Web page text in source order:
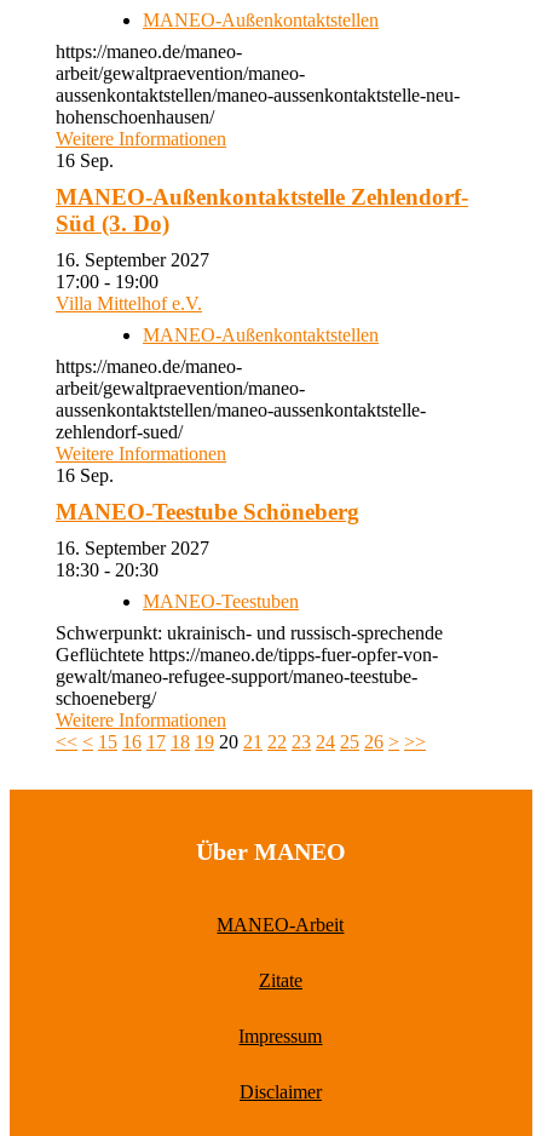
MANEO-Außenkontaktstellen
https://maneo.de/maneo-
arbeit/gewaltpraevention/maneo-
aussenkontaktstellen/maneo-aussenkontaktstelle-neu-
hohenschoenhausen/
Weitere Informationen
16 Sep.
MANEO-Außenkontaktstelle Zehlendorf-
Süd (3. Do)
16. September 2027
17:00 - 19:00
Villa Mittelhof e.V.
MANEO-Außenkontaktstellen
https://maneo.de/maneo-
arbeit/gewaltpraevention/maneo-
aussenkontaktstellen/maneo-aussenkontaktstelle-
zehlendorf-sued/
Weitere Informationen
16 Sep.
MANEO-Teestube Schöneberg
16. September 2027
18:30 - 20:30
MANEO-Teestuben
Schwerpunkt: ukrainisch- und russisch-sprechende
Geflüchtete https://maneo.de/tipps-fuer-opfer-von-
gewalt/maneo-refugee-support/maneo-teestube-
schoeneberg/
Weitere Informationen
<< < 15 16 17 18 19 20 21 22 23 24 25 26 > >>
Über MANEO
MANEO-Arbeit
Zitate
Impressum
Disclaimer